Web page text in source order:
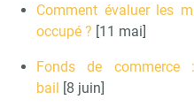
Comment évaluer les
occupé ? [11 mai]
Fonds de
bail [8 juin]